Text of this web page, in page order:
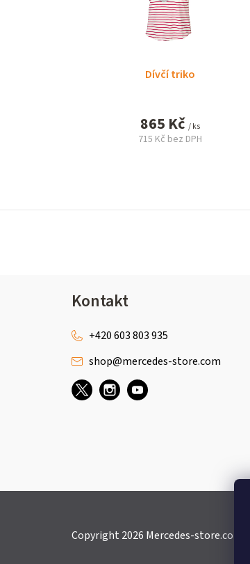
Dívčí triko
865 Kč / ks
715 Kč bez DPH
Kontakt
shop@mercedes-store.com
+420 603 803 935
Copyright 2026 Mercedes-store.com